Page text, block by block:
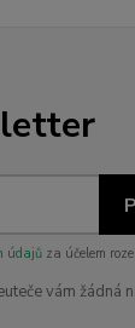
údajů za účelem
vám žádná